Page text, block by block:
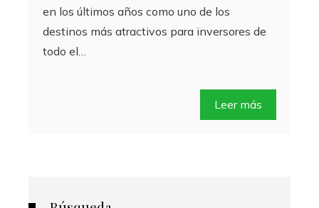
en los últimos años como uno de los
destinos más atractivos para inversores de
todo el…
Leer más